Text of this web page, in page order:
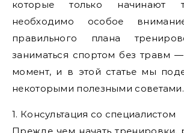
которые только начинают
необходимо особое
правильного плана
заниматься спортом без травм
момент, и в этой статье мы
некоторыми полезными советами.
1. Консультация со специалистом
Прежде чем начать тренировки,